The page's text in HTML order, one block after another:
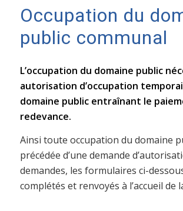
Occupation du
public communal
L’occupation du domaine public
autorisation d’occupation
domaine public entraînant le
redevance.
Ainsi toute occupation du domaine
précédée d’une demande
demandes, les formulaires ci-
complétés et renvoyés à l’accueil de